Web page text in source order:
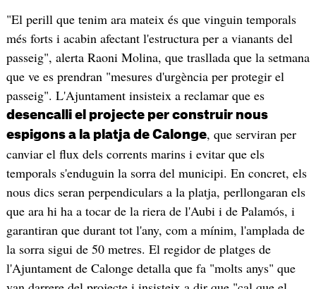
"El perill que tenim ara mateix és que vinguin temporals
més forts i acabin afectant l'estructura per a vianants del
passeig", alerta Raoni Molina, que trasllada que la setmana
que ve es prendran "mesures d'urgència per protegir el
passeig". L'Ajuntament insisteix a reclamar que es
desencalli el projecte per construir nous
espigons a la platja de Calonge, que serviran per
canviar el flux dels corrents marins i evitar que els
temporals s'enduguin la sorra del municipi. En concret, els
nous dics seran perpendiculars a la platja, perllongaran els
que ara hi ha a tocar de la riera de l'Aubi i de Palamós, i
garantiran que durant tot l'any, com a mínim, l'amplada de
la sorra sigui de 50 metres. El regidor de platges de
l'Ajuntament de Calonge detalla que fa "molts anys" que